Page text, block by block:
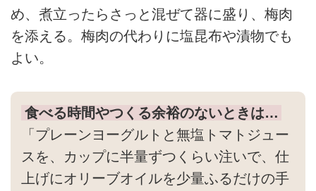
め、煮立ったらさっと混ぜて器に盛り、梅肉
を添える。梅肉の代わりに塩昆布や漬物でも
よい。
食べる時間やつくる余裕のないときは…
「プレーンヨーグルトと無塩トマトジュー
スを、カップに半量ずつくらい注いで、仕
上げにオリーブオイルを少量ふるだけの手